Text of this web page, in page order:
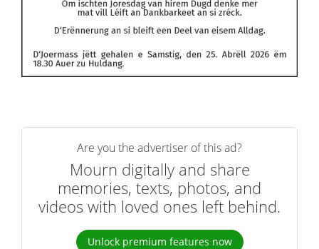
Are you the advertiser of this ad?
Mourn digitally and share
memories, texts, photos, and
videos with loved ones left behind.
Unlock premium features now